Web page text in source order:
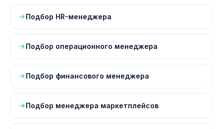
Подбор HR-менеджера
Подбор операционного менеджера
Подбор финансового менеджера
Подбор менеджера маркетплейсов